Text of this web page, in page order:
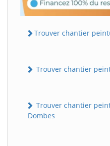
Trouver chantier
Trouver chantier
Trouver chantier
Dombes